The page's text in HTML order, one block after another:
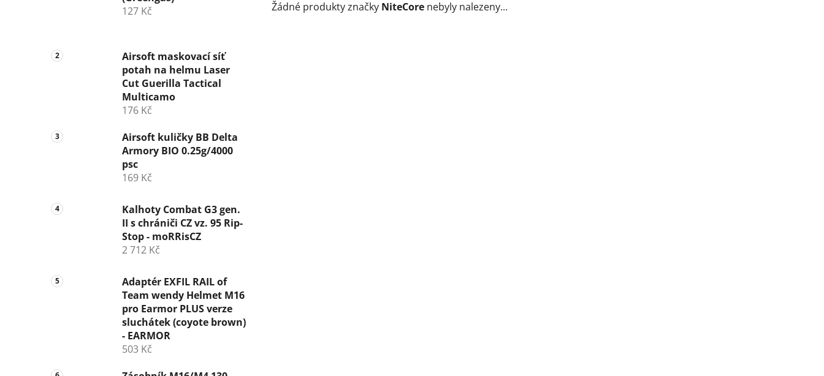
n
e
127 Kč
Airsoft maskovací síť
potah na helmu Laser
Cut Guerilla Tactical
Multicamo
176 Kč
Airsoft kuličky BB Delta
Armory BIO 0.25g/4000
psc
169 Kč
Kalhoty Combat G3 gen.
II s chrániči CZ vz. 95 Rip-
Stop - moRRisCZ
2 712 Kč
Adaptér EXFIL RAIL of
Team wendy Helmet M16
pro Earmor PLUS verze
sluchátek (coyote brown)
- EARMOR
503 Kč
Žádné produkty značky NiteCore nebyly nalezeny...